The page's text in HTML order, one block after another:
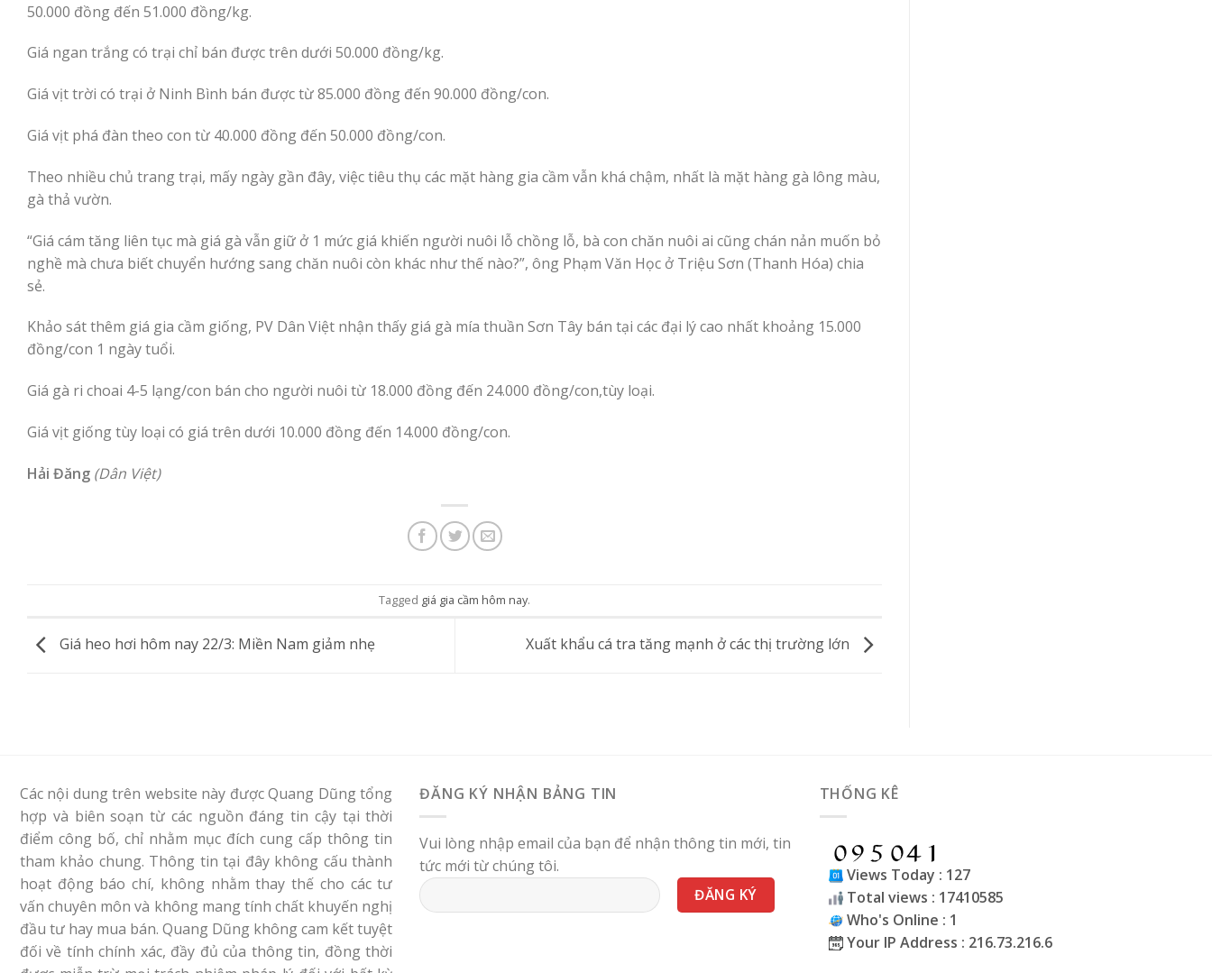
50.000 đồng đến 51.000 đồng/kg.
Giá ngan trắng có trại chỉ bán được trên dưới 50.000 đồng/kg.
Giá vịt trời có trại ở Ninh Bình bán được từ 85.000 đồng đến 90.000 đồng/con.
Giá vịt phá đàn theo con từ 40.000 đồng đến 50.000 đồng/con.
Theo nhiều chủ trang trại, mấy ngày gần đây, việc tiêu thụ các mặt hàng gia cầm vẫn khá chậm, nhất là mặt hàng gà lông màu,
gà thả vườn.
“Giá cám tăng liên tục mà giá gà vẫn giữ ở 1 mức giá khiến người nuôi lỗ chồng lỗ, bà con chăn nuôi ai cũng chán nản muốn bỏ
nghề mà chưa biết chuyển hướng sang chăn nuôi còn khác như thế nào?”, ông Phạm Văn Học ở Triệu Sơn (Thanh Hóa) chia
sẻ.
Khảo sát thêm giá gia cầm giống, PV Dân Việt nhận thấy giá gà mía thuần Sơn Tây bán tại các đại lý cao nhất khoảng 15.000
đồng/con 1 ngày tuổi.
Giá gà ri choai 4-5 lạng/con bán cho người nuôi từ 18.000 đồng đến 24.000 đồng/con,tùy loại.
Giá vịt giống tùy loại có giá trên dưới 10.000 đồng đến 14.000 đồng/con.
Hải Đăng (Dân Việt)
Tagged giá gia cầm hôm nay.
Giá heo hơi hôm nay 22/3: Miền Nam giảm nhẹ Xuất khẩu cá tra tăng mạnh ở các thị trường lớn
Các nội dung trên website này được Quang Dũng tổng
hợp và biên soạn từ các nguồn đáng tin cậy tại thời
điểm công bố, chỉ nhằm mục đích cung cấp thông tin
tham khảo chung. Thông tin tại đây không cấu thành
hoạt động báo chí, không nhằm thay thế cho các tư
vấn chuyên môn và không mang tính chất khuyến nghị
đầu tư hay mua bán. Quang Dũng không cam kết tuyệt
đối về tính chính xác, đầy đủ của thông tin, đồng thời
ĐĂNG KÝ NHẬN BẢNG TIN
Vui lòng nhập email của bạn để nhận thông tin mới, tin
tức mới từ chúng tôi.
THỐNG KÊ
Views Today : 127
Total views : 17410585
Who's Online : 1
Your IP Address : 216.73.216.6